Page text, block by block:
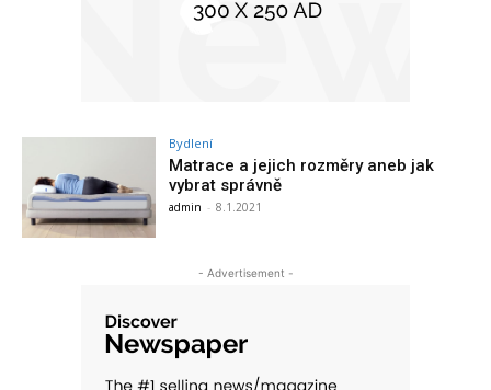
Bydlení
Matrace a jejich rozměry aneb jak
vybrat správně
admin - 8.1.2021
- Advertisement -